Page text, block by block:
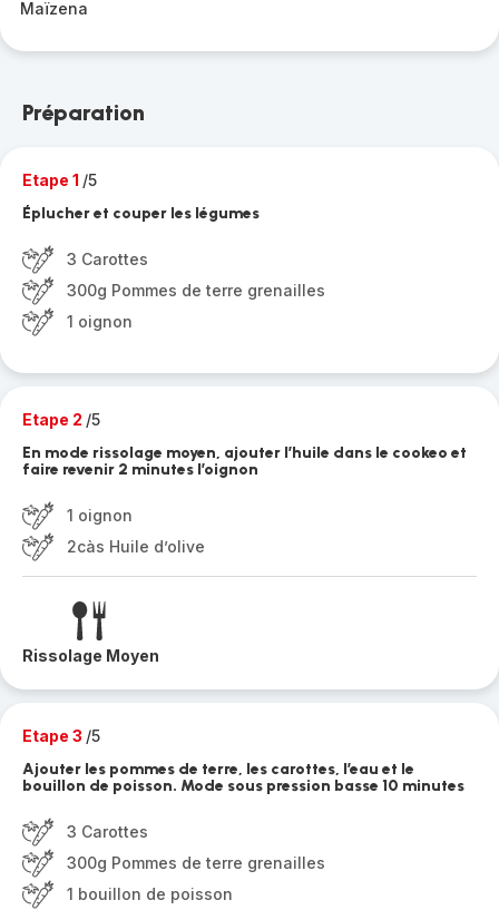
Maïzena
Préparation
Etape 1 /5
Éplucher et couper les légumes
3 Carottes
300g Pommes de terre grenailles
1 oignon
Etape 2 /5
En mode rissolage moyen, ajouter l’huile dans le cookeo et
faire revenir 2 minutes l’oignon
1 oignon
2càs Huile d’olive
Rissolage Moyen
Etape 3 /5
Ajouter les pommes de terre, les carottes, l’eau et le
bouillon de poisson. Mode sous pression basse 10 minutes
3 Carottes
300g Pommes de terre grenailles
1 bouillon de poisson